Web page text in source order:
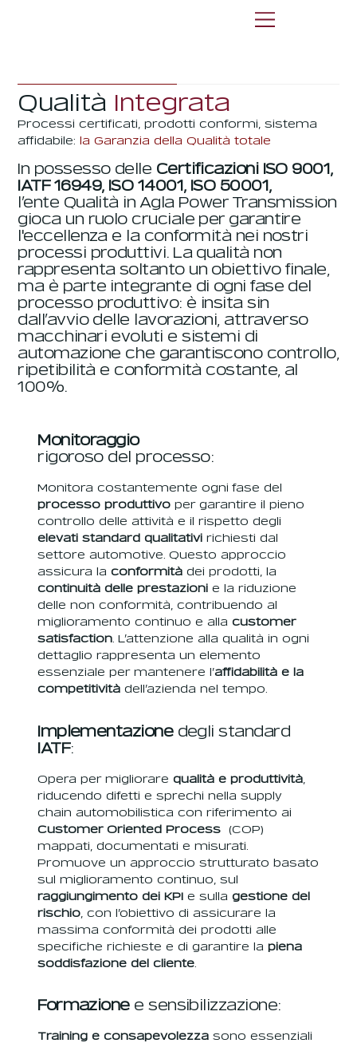
Qualità Integrata
Processi certificati, prodotti conformi, sistema
affidabile:
la Garanzia della Qualità totale
In possesso delle Certificazioni ISO 9001,
IATF 16949, ISO 14001, ISO 50001,
l’ente Qualità in Agla Power Transmission
gioca un ruolo cruciale per garantire
l'eccellenza e la conformità nei nostri
processi produttivi. La qualità non
rappresenta soltanto un obiettivo finale,
ma è parte integrante di ogni fase del
processo produttivo: è insita sin
dall’avvio delle lavorazioni, attraverso
macchinari evoluti e sistemi di
automazione che garantiscono controllo,
ripetibilità e conformità costante, al
100%.
Monitoraggio
rigoroso del processo:
Monitora costantemente ogni fase del
processo produttivo per garantire il pieno
controllo delle attività e il rispetto degli
elevati standard qualitativi richiesti dal
settore automotive. Questo approccio
assicura laconformità dei prodotti, la
continuità delle prestazioni e la riduzione
delle non conformità, contribuendo al
miglioramento continuo e allacustomer
satisfaction. L’attenzione alla qualità in ogni
dettaglio rappresenta un elemento
essenziale per mantenere l’affidabilità e la
competitività dell’azienda nel tempo.
Implementazionedegli standard
IATF:
Opera per migliorarequalità e produttività
riducendo difetti e sprechi nella supply
chain automobilistica con riferimento ai
Customer Oriented Process (COP)
mappati, documentati e misurati.
Promuove un approccio strutturato basato
sul miglioramento continuo, sul
raggiungimento dei KPIe sullagestione del
rischio , con l’obiettivo di assicurare la
massima conformità dei prodotti alle
specifiche richieste e di garantire lapiena
soddisfazione del cliente
Formazionee sensibilizzazione:
Training e consapevolezza sono essenziali